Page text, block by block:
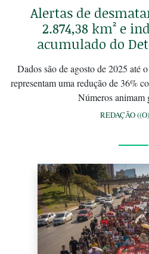
Alertas de
2.874,38 km² e
acumulado do
Dados são de agosto de 2025 até
representam uma redução de 36%
Números animam
REDAÇÃO